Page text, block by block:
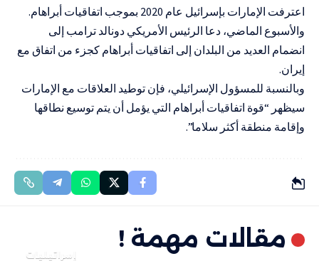
اعترفت الإمارات بإسرائيل عام 2020 بموجب اتفاقيات أبراهام.
والأسبوع الماضي، دعا الرئيس الأمريكي دونالد ترامب إلى
انضمام العديد من البلدان إلى اتفاقيات أبراهام كجزء من اتفاق مع
إيران.
وبالنسبة للمسؤول الإسرائيلي، فإن توطيد العلاقات مع الإمارات
سيظهر “قوة اتفاقيات أبراهام التي يؤمل أن يتم توسيع نطاقها
وإقامة منطقة أكثر سلاما”.
مقالات مهمة !
إسرائيليات